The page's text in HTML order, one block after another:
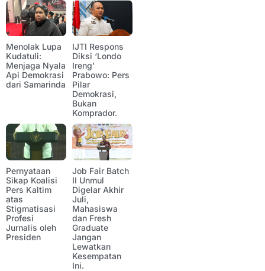
Menolak Lupa
Kudatuli:
Menjaga Nyala
Api Demokrasi
dari Samarinda
IJTI Respons
Diksi ‘Londo
Ireng’
Prabowo: Pers
Pilar
Demokrasi,
Bukan
Komprador.
Pernyataan
Sikap Koalisi
Pers Kaltim
atas
Stigmatisasi
Profesi
Jurnalis oleh
Presiden
Job Fair Batch
II Unmul
Digelar Akhir
Juli,
Mahasiswa
dan Fresh
Graduate
Jangan
Lewatkan
Kesempatan
Ini.